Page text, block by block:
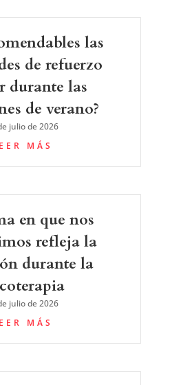
las
de refuerzo
durante las
de verano?
julio de 2026
MÁS
en que nos
refleja la
durante la
julio de 2026
MÁS